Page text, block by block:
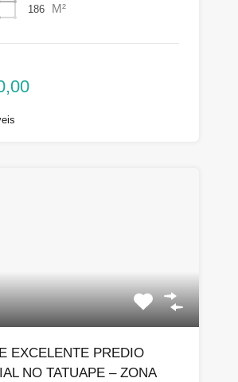
186 M²
EXCELENTE PREDIO
NO TATUAPE – ZONA